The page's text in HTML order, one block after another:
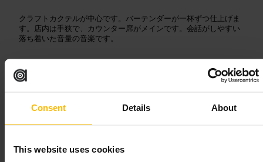
Consent Details About
This website uses cookies
クラフトカクテルが中心です。バーテンダーが一杯ずつ仕上げま
す。店内は手狭で、カウンター席がメインです。会話がしやすい
落ち着いた音量の音楽です。
ご来館の計画
です。グループで行く場合は事前に空席を確認してください。軽